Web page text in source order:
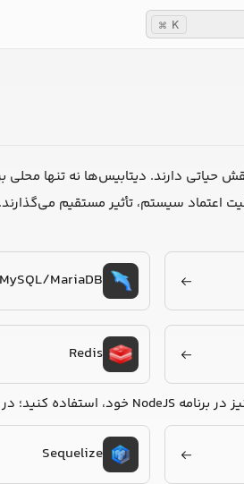
حیاتی دارند. دیتابیس‌ها نه تنها محلی
MySQL/MariaDB
Redis
Sequelize
K
⌘